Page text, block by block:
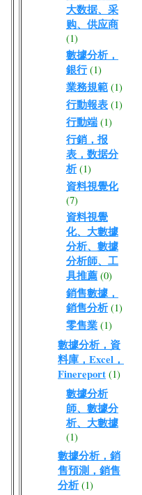
大数据、采
购、供应商
(1)
數據分析，
銀行 (1)
業務規範 (1)
行動報表 (1)
行動端 (1)
行銷，报
表，数据分
析 (1)
資料視覺化
(7)
資料視覺
化、大數據
分析、數據
分析師、工
具推薦 (0)
銷售數據，
銷售分析 (1)
零售業 (1)
數據分析，資
料庫，Excel，
Finereport (1)
數據分析
師、數據分
析、大數據
(1)
數據分析，銷
售預測，銷售
分析 (1)